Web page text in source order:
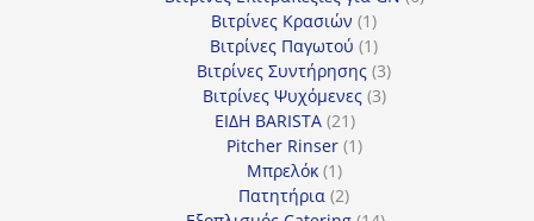
Βιτρίνες Κρασιών 11
προϊόν
Βιτρίνες Παγωτού 11
προϊόν
Βιτρίνες Συντήρησης 33
προϊόντα
Βιτρίνες Ψυχόμενες 33
ΕΙΔΗ BARISTA 2121
προϊόντα
Pitcher Rinser 11
Μπρελόκ 11
προϊόν
Πατητήρια 22